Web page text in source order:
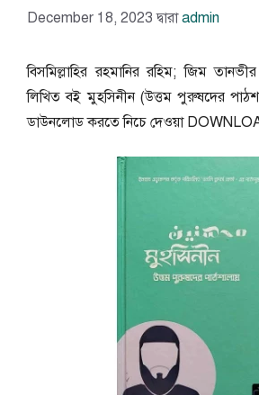
December 18, 2023 দ্বারাadmin
বিসমিল্লাহির রহমানির রহিম; জিম
লিখিত বই মুহসিনীন (উত্তম পুরুষদের
ডাউনলোড করতে নিচে দেওয়া